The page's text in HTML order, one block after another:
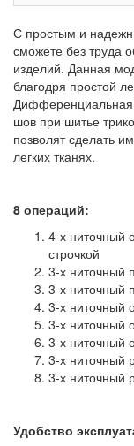
С простым и
сможете без труда
изделий. Данная
благодря простой
Дифференциальная
шов при шитье
позволят сделать
легких тканях.
8 операций:
4-х ниточный
строчкой
3-х ниточный
3-х ниточный
3-х ниточный
3-х ниточный
3-х ниточный
3-х ниточный
3-х ниточный
Удобство